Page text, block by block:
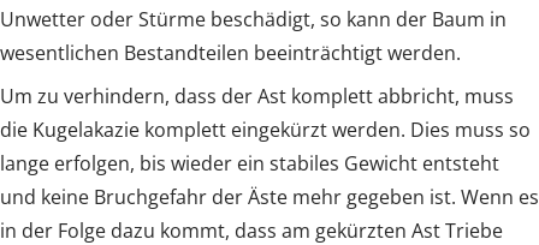
Unwetter oder Stürme beschädigt, so kann der Baum in
wesentlichen Bestandteilen beeinträchtigt werden.
Um zu verhindern, dass der Ast komplett abbricht, muss
die Kugelakazie komplett eingekürzt werden. Dies muss so
lange erfolgen, bis wieder ein stabiles Gewicht entsteht
und keine Bruchgefahr der Äste mehr gegeben ist. Wenn es
in der Folge dazu kommt, dass am gekürzten Ast Triebe